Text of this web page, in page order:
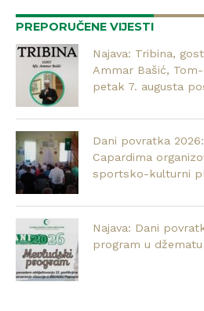
PREPORUČENE VIJESTI
Najava: Tribina,
Ammar Bašić,
petak 7. augusta
Dani povratka
Capardima
sportsko-kulturni
Najava: Dani
program u džematu